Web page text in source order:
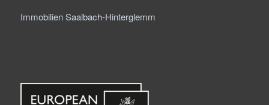
Immobilien Saalbach-Hinterglemm